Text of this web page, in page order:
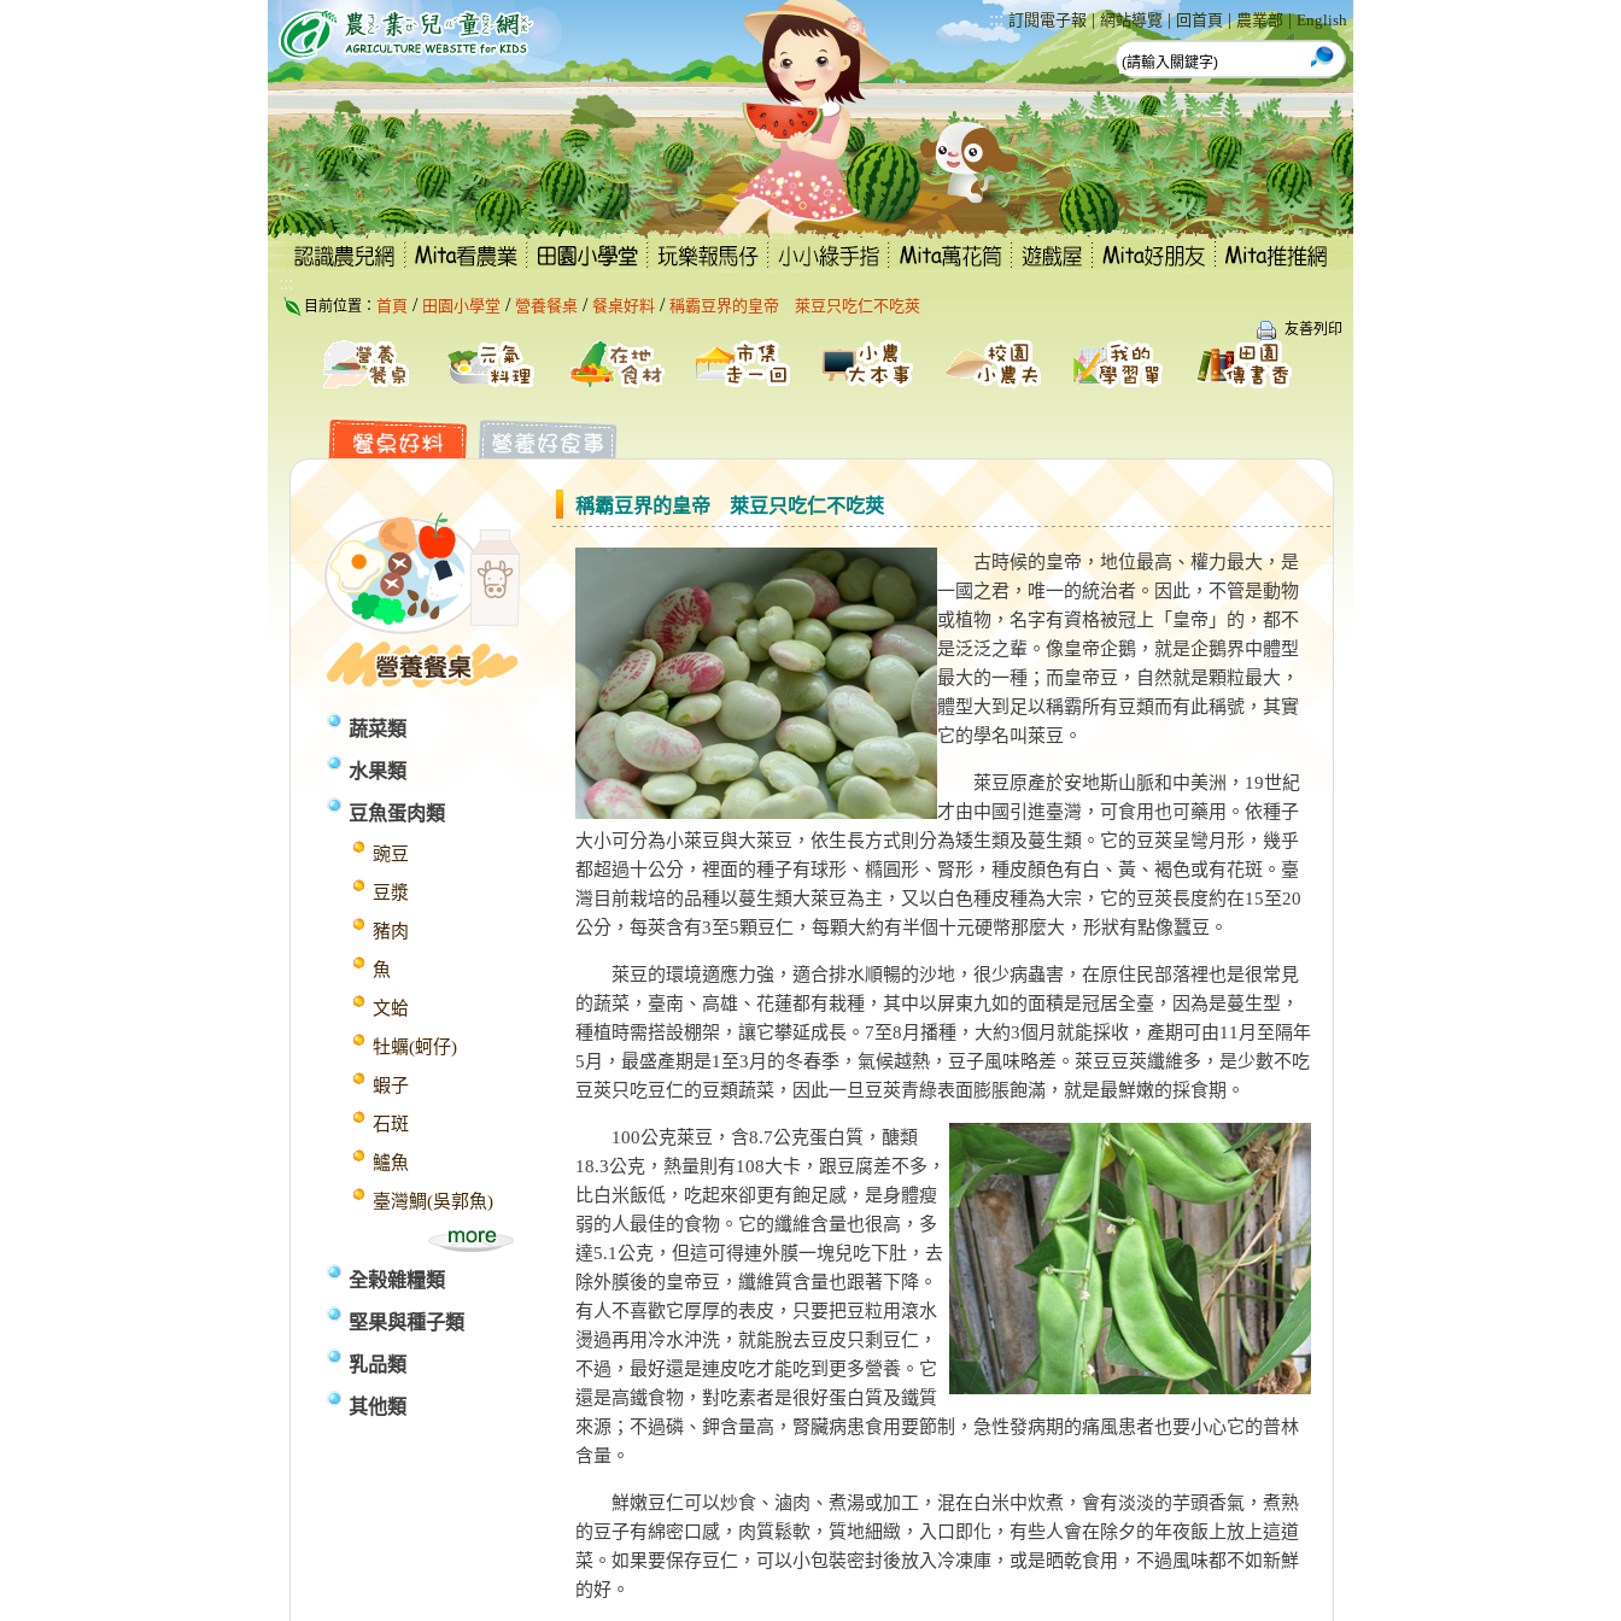
到
主
要
內
容
區
塊
::: 訂閱電子報 |網站導覽 |回首頁 |農業部 |English
:::
目前位置： 首頁 / 田園小學堂 / 營養餐桌 / 餐桌好料 / 稱霸豆界的皇帝 萊豆只吃仁不吃莢
友善列印
蔬菜類
水果類
豆魚蛋肉類
豌豆
豆漿
豬肉
魚
文蛤
牡蠣(蚵仔)
蝦子
石斑
鱸魚
臺灣鯛(吳郭魚)
全榖雜糧類
堅果與種子類
乳品類
其他類
稱霸豆界的皇帝 萊豆只吃仁不吃莢
古時候的皇帝，地位最高、權力最大，是
一國之君，唯一的統治者。因此，不管是動物
或植物，名字有資格被冠上「皇帝」的，都不
是泛泛之輩。像皇帝企鵝，就是企鵝界中體型
最大的一種；而皇帝豆，自然就是顆粒最大，
體型大到足以稱霸所有豆類而有此稱號，其實
它的學名叫萊豆。
萊豆原產於安地斯山脈和中美洲，19世紀
才由中國引進臺灣，可食用也可藥用。依種子
大小可分為小萊豆與大萊豆，依生長方式則分為矮生類及蔓生類。它的豆莢呈彎月形，幾乎
都超過十公分，裡面的種子有球形、橢圓形、腎形，種皮顏色有白、黃、褐色或有花斑。臺
灣目前栽培的品種以蔓生類大萊豆為主，又以白色種皮種為大宗，它的豆莢長度約在15至20
公分，每莢含有3至5顆豆仁，每顆大約有半個十元硬幣那麼大，形狀有點像蠶豆。
萊豆的環境適應力強，適合排水順暢的沙地，很少病蟲害，在原住民部落裡也是很常見
的蔬菜，臺南、高雄、花蓮都有栽種，其中以屏東九如的面積是冠居全臺，因為是蔓生型，
種植時需搭設棚架，讓它攀延成長。7至8月播種，大約3個月就能採收，產期可由11月至隔年
5月，最盛產期是1至3月的冬春季，氣候越熱，豆子風味略差。萊豆豆莢纖維多，是少數不吃
豆莢只吃豆仁的豆類蔬菜，因此一旦豆莢青綠表面膨脹飽滿，就是最鮮嫩的採食期。
100公克萊豆，含8.7公克蛋白質，醣類
18.3公克，熱量則有108大卡，跟豆腐差不多，
比白米飯低，吃起來卻更有飽足感，是身體瘦
弱的人最佳的食物。它的纖維含量也很高，多
達5.1公克，但這可得連外膜一塊兒吃下肚，去
除外膜後的皇帝豆，纖維質含量也跟著下降。
有人不喜歡它厚厚的表皮，只要把豆粒用滾水
燙過再用冷水沖洗，就能脫去豆皮只剩豆仁，
不過，最好還是連皮吃才能吃到更多營養。它
還是高鐵食物，對吃素者是很好蛋白質及鐵質
來源；不過磷、鉀含量高，腎臟病患食用要節制，急性發病期的痛風患者也要小心它的普林
含量。
鮮嫩豆仁可以炒食、滷肉、煮湯或加工，混在白米中炊煮，會有淡淡的芋頭香氣，煮熟
的豆子有綿密口感，肉質鬆軟，質地細緻，入口即化，有些人會在除夕的年夜飯上放上這道
菜。如果要保存豆仁，可以小包裝密封後放入冷凍庫，或是晒乾食用，不過風味都不如新鮮
的好。